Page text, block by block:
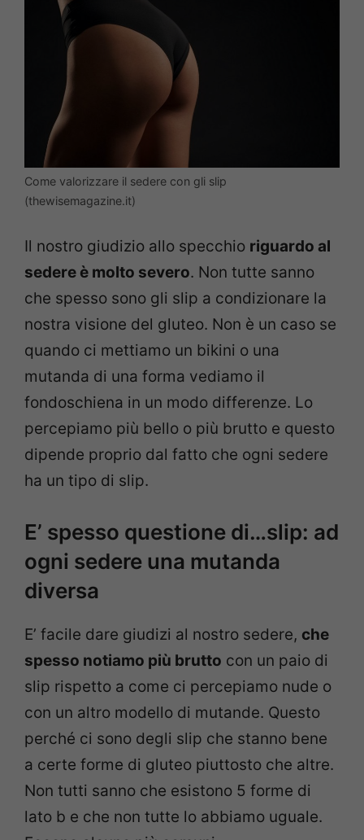
Come valorizzare il sedere con gli slip
(thewisemagazine.it)
Il nostro giudizio allo specchio riguardo al
sedere è molto severo. Non tutte sanno
che spesso sono gli slip a condizionare la
nostra visione del gluteo. Non è un caso se
quando ci mettiamo un bikini o una
mutanda di una forma vediamo il
fondoschiena in un modo differenze. Lo
percepiamo più bello o più brutto e questo
dipende proprio dal fatto che ogni sedere
ha un tipo di slip.
E’ spesso questione di…slip: ad
ogni sedere una mutanda
diversa
E’ facile dare giudizi al nostro sedere, che
spesso notiamo più brutto con un paio di
slip rispetto a come ci percepiamo nude o
con un altro modello di mutande. Questo
perché ci sono degli slip che stanno bene
a certe forme di gluteo piuttosto che altre.
Non tutti sanno che esistono 5 forme di
lato b e che non tutte lo abbiamo uguale.